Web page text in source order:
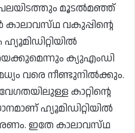
പലയിടത്തും മൂടൽമഞ്ഞ്
കാലാവസ്‌ഥ വകുപ്പിന്റെ
ക്യുഎംഡി
വരെ നീണ്ടുനിൽക്കും.
കാറ്റിന്റെ
ഹ്യൂമിഡിറ്റിയിൽ
ഇതേ കാലാവസ്‌ഥ